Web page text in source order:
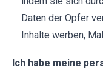
Daten der Opfer
Inhalte werben,
Ich habe meine